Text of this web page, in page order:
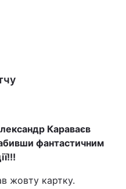
Караваєв
фантастичним
жовту картку.